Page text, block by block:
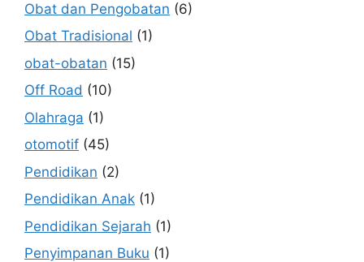
Obat dan Pengobatan (6)
Obat Tradisional (1)
obat-obatan (15)
Off Road (10)
Olahraga (1)
otomotif (45)
Pendidikan (2)
Pendidikan Anak (1)
Pendidikan Sejarah (1)
Penyimpanan Buku (1)